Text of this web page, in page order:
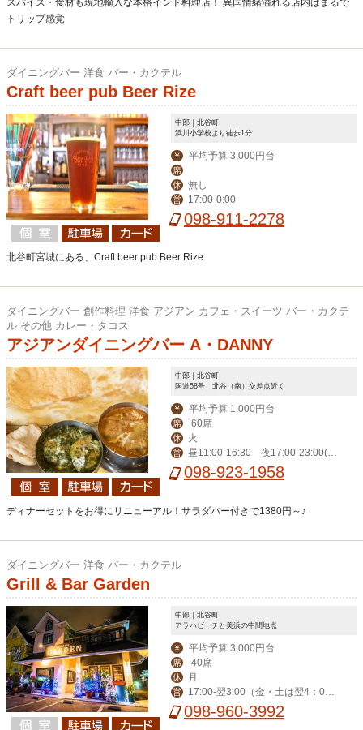
スパイス・食材も現地輸入な本格インド料理店！ 異国情緒溢れる店内はまるで
トリップ感覚
ダイニングバー 洋食 バー・カクテル
Craft beer pub Beer Rize
中部｜北谷町
浜川小学校より徒歩1分
￥ 平均予算 3,000円台
席
休
無し
営 17:00-0:00
098-911-2278
北谷町宮城にある、Craft beer pub Beer Rize
ダイニングバー 創作料理 洋食 アジアン カフェ・スイーツ バー・カクテ
ル その他 カレー・タコス
アジアンダイニングバー A・DANNY
中部｜北谷町
国道58号 北谷（南）交差点近く
￥ 平均予算 1,000円台
席 60席
休 火
営
昼11:00-16:30 夜17:00‐23:00(L
O 22:00)、金土24:00（LO 23:00）
098-923-1958
ディナーセットをお得にリニューアル！サラダバー付きで1380円～♪
ダイニングバー 洋食 バー・カクテル
Grill & Bar Garden
中部｜北谷町
アラハビーチと美浜の中間地点
￥ 平均予算 3,000円台
席 40席
休 月
営
17:00-翌3:00（金・土は翌4：00
迄） ※ハッピーアワー17:00-19:00
098-960-3992